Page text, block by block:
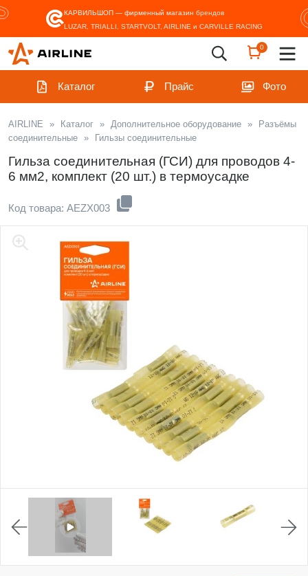
КАРВИЛЬШОП — фирменный магазин брендов
LUZAR, TRIALLI, STARTVOLT, AIRLINE и CARVILLE RACING
0
Каталог Прайс Фото
AIRLINE » Каталог » Дополнительное оборудование »
Разъёмы
соединительные » Гильзы соединительные
Гильза соединительная (ГСИ) для проводов 4-
6 мм2, комплект (20 шт.) в термоусадке
Код товара: AEZX003